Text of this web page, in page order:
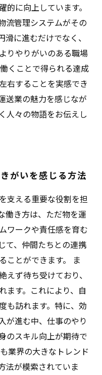
に向上しています。
流管理システムがその
に進むだけでなく、
りやりがいのある職場
くことで得られる達成
右することを実感でき
送業の魅力を感じなが
人々の物語をお伝えし
がいを感じる方法
支える重要な役割を担
働き方は、ただ物を運
ワークや責任感を育む
て、仲間たちとの連携
ことができます。 ま
えず待ち受けており、
ます。これにより、自
も訪れます。特に、効
が進む中、仕事のやり
のスキル向上が期待で
業界の大きなトレンド
法が模索されていま